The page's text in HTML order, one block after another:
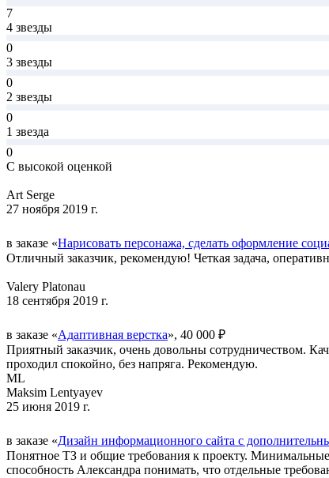
7
4 звезды
0
3 звезды
0
2 звезды
0
1 звезда
0
С высокой оценкой
Art Serge
27 ноября 2019 г.
в заказе «Нарисовать персонажа, сделать оформление
Отличный заказчик, рекомендую! Четкая задача,
Valery Platonau
18 сентября 2019 г.
в заказе «Адаптивная верстка», 40 000 ₽
Приятный заказчик, очень довольны сотрудничеством.
проходил спокойно, без напряга. Рекомендую.
ML
Maksim Lentyayev
25 июня 2019 г.
в заказе «Дизайн информационного сайта с
Понятное ТЗ и общие требования к проекту. Минимальные
способность Александра понимать, что отдельные